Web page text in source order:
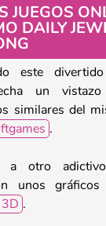
JUEGOS
DAILY
este divertido
un
similares del
.
a otro
unos gráficos
.